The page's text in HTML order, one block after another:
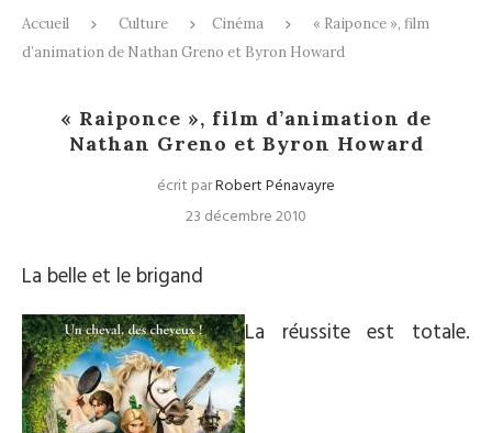
Accueil Culture Cinéma
« Raiponce », film
d’animation de Nathan Greno et Byron Howard
« Raiponce », film d’animation de
Nathan Greno et Byron Howard
écrit parRobert Pénavayre
23 décembre 2010
La belle et le brigand
La réussite est totale.